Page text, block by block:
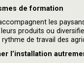
de formation
les
leurs produits ou
de travail des
l’installation